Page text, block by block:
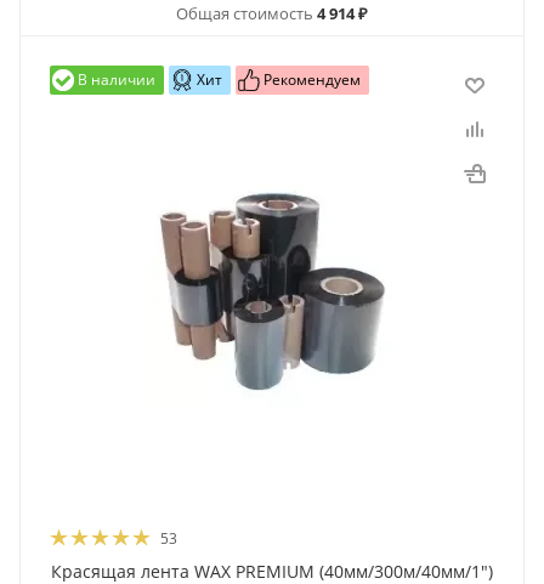
Общая стоимость 4 914 ₽
В наличии Хит Рекомендуем
53
Красящая лента WAX PREMIUM (40мм/300м/40мм/1")